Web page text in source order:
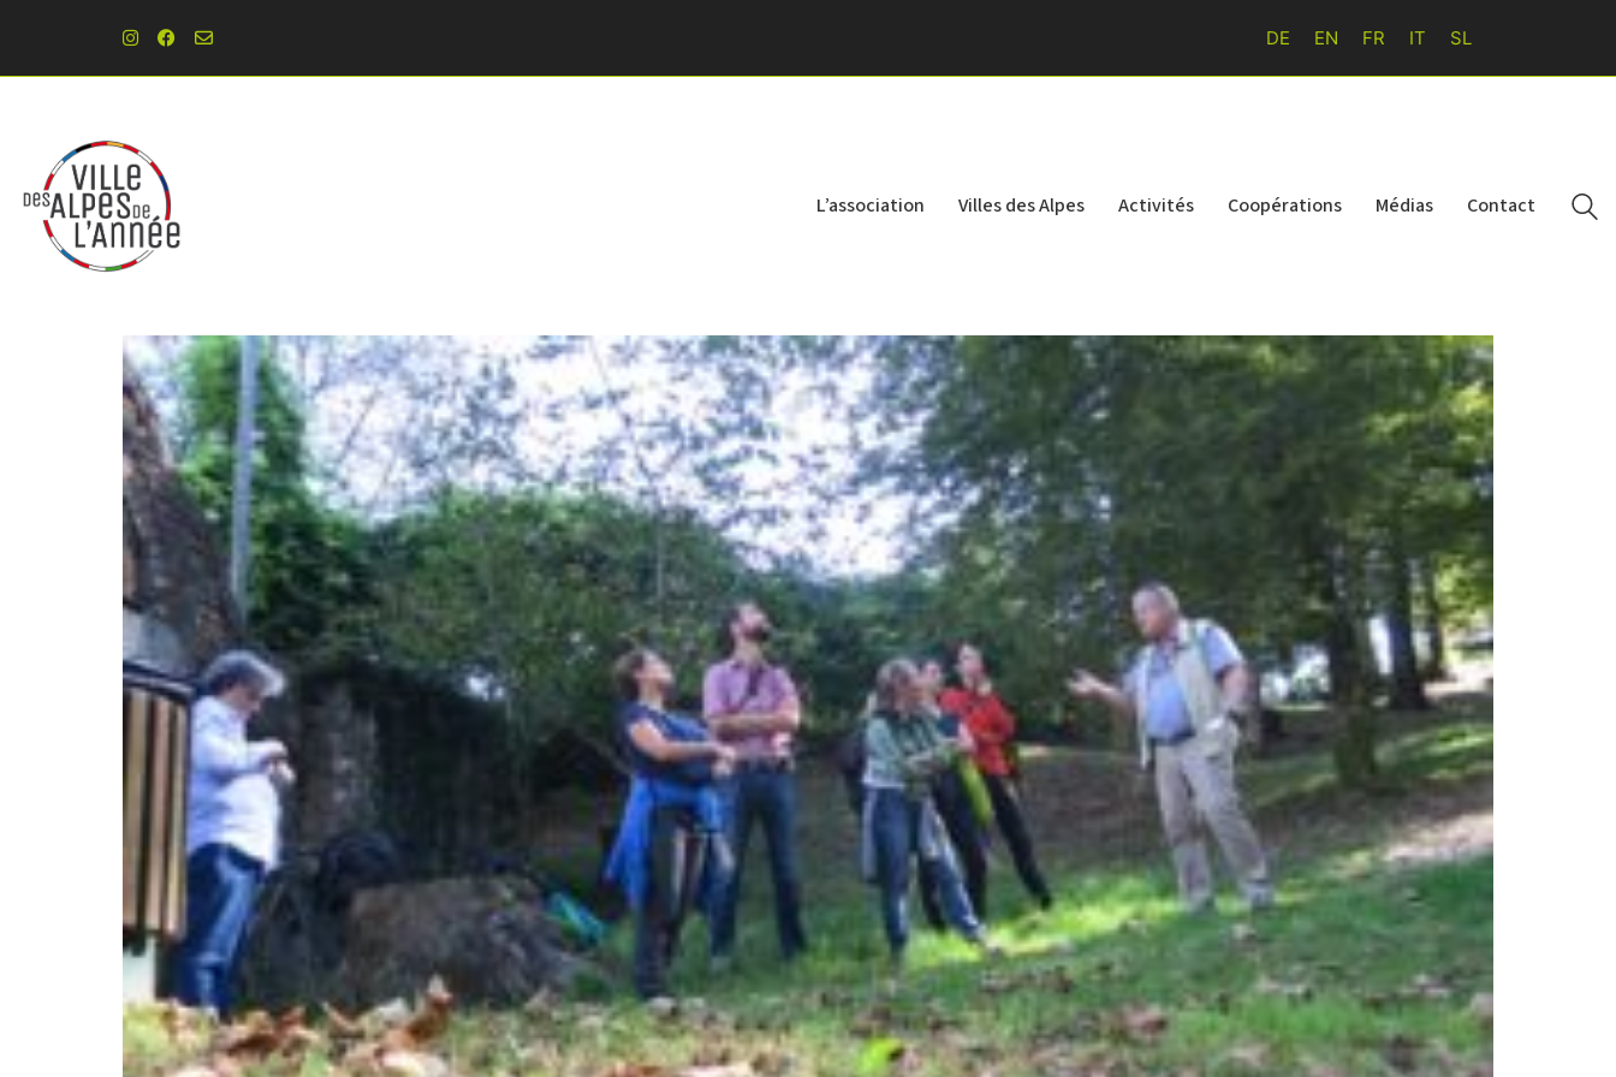
DE EN FR IT SL
L’association Villes des Alpes Activités Coopérations Médias Contact